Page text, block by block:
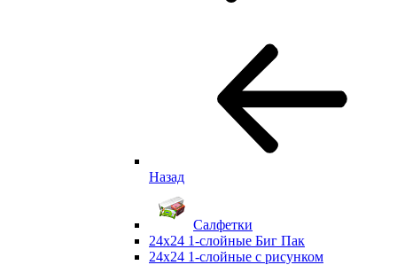
Назад
Салфетки
24х24 1-слойные Биг Пак
24х24 1-слойные с рисунком